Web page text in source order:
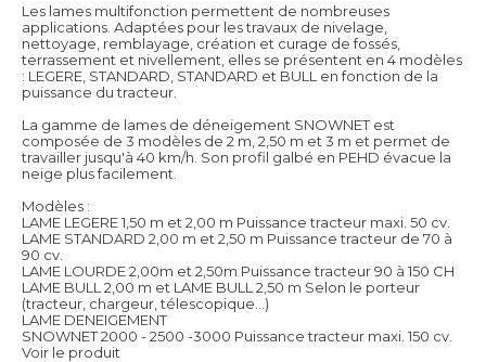
Les lames multifonction permettent de nombreuses
applications. Adaptées pour les travaux de nivelage,
nettoyage, remblayage, création et curage de fossés,
terrassement et nivellement, elles se présentent en 4 modèles
: LEGERE, STANDARD, STANDARD et BULL en fonction de la
puissance du tracteur.
La gamme de lames de déneigement SNOWNET est
composée de 3 modèles de 2 m, 2,50 m et 3 m et permet de
travailler jusqu'à 40 km/h. Son profil galbé en PEHD évacue la
neige plus facilement.
Modèles :
LAME LEGERE 1,50 m et 2,00 m Puissance tracteur maxi. 50 cv.
LAME STANDARD 2,00 m et 2,50 m Puissance tracteur de 70 à
90 cv.
LAME LOURDE 2,00m et 2,50m Puissance tracteur 90 à 150 CH
LAME BULL 2,00 m et LAME BULL 2,50 m Selon le porteur
(tracteur, chargeur, télescopique...)
LAME DENEIGEMENT
SNOWNET 2000 - 2500 -3000 Puissance tracteur maxi. 150 cv.
Voir le produit